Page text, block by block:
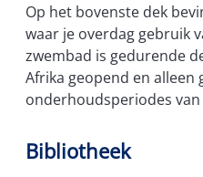
Op het bovenste dek
waar je overdag gebruik
zwembad is gedurende
Afrika geopend en alleen
onderhoudsperiodes
Bibliotheek